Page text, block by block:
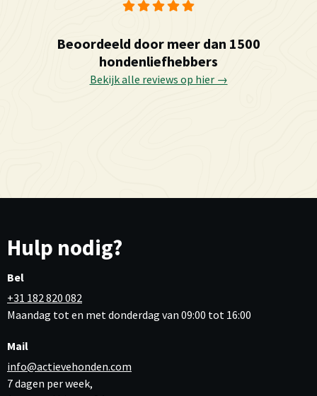
Beoordeeld door meer dan 1500
hondenliefhebbers
Bekijk alle reviews op hier →
Hulp nodig?
Bel
+31 182 820 082
Maandag tot en met donderdag van 09:00 tot 16:00
Mail
info@actievehonden.com
7 dagen per week,